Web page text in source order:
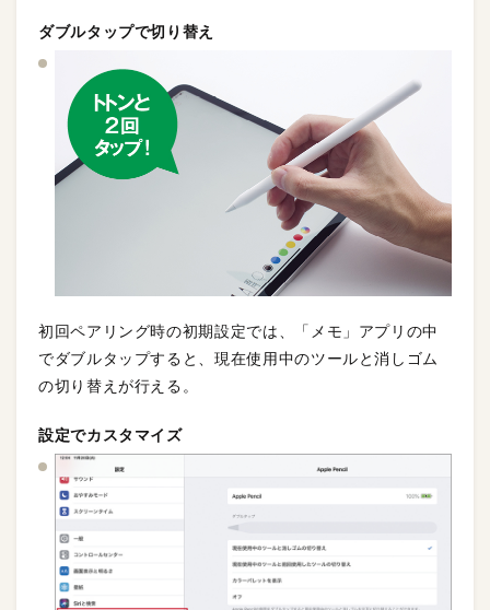
ダブルタップで切り替え
初回ペアリング時の初期設定では、「メモ」アプリの中
でダブルタップすると、現在使用中のツールと消しゴム
の切り替えが行える。
設定でカスタマイズ